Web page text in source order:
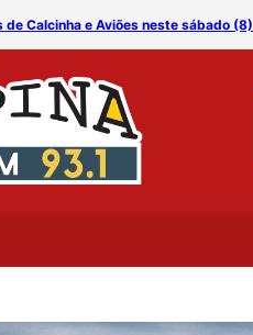
Calcinha e Aviões neste sábado (8)